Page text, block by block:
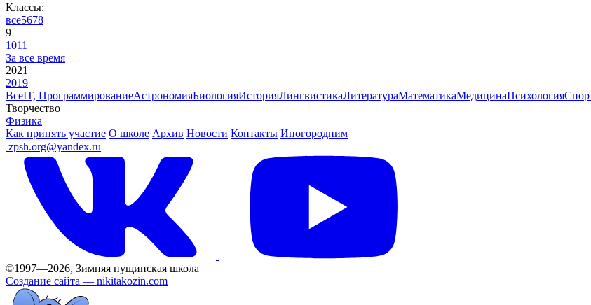
Классы:
все5678
9
1011
За все время
2021
2019
ВсеIT, ПрограммированиеАстрономияБиологияИсторияЛингвистикаЛитератураМатематикаМедицинаПсихология
Творчество
Физика
Как принять участие О школе Архив Новости Контакты Иногородним
zpsh.org@yandex.ru
©1997—2026, Зимняя пущинская школа
Создание сайта — nikitakozin.com